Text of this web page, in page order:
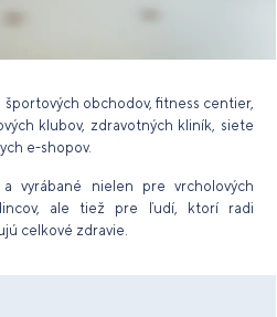
obchodov, fitness centier,
klubov, zdravotných kliník, siete
e-shopov.
vyrábané nielen pre vrcholových
ale tiež pre ľudí, ktorí radi
celkové zdravie.